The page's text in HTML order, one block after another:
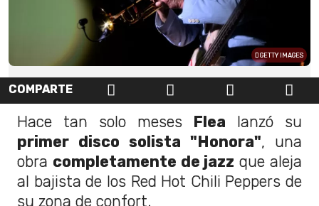
GETTY IMAGES
COMPARTE
Hace tan solo meses Flea lanzó su
primer disco solista "Honora", una
obra completamente de jazz que aleja
al bajista de los Red Hot Chili Peppers de
su zona de confort.